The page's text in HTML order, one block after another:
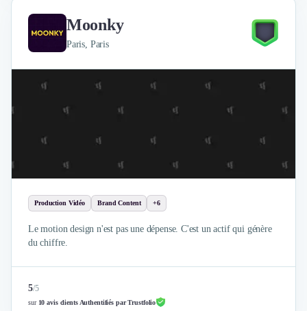
Moonky
Paris, Paris
Production Vidéo Brand Content +6
Le motion design n'est pas une dépense. C'est un actif qui génère
du chiffre.
5/5
sur 10 avis clients Authentifiés par Trustfolio